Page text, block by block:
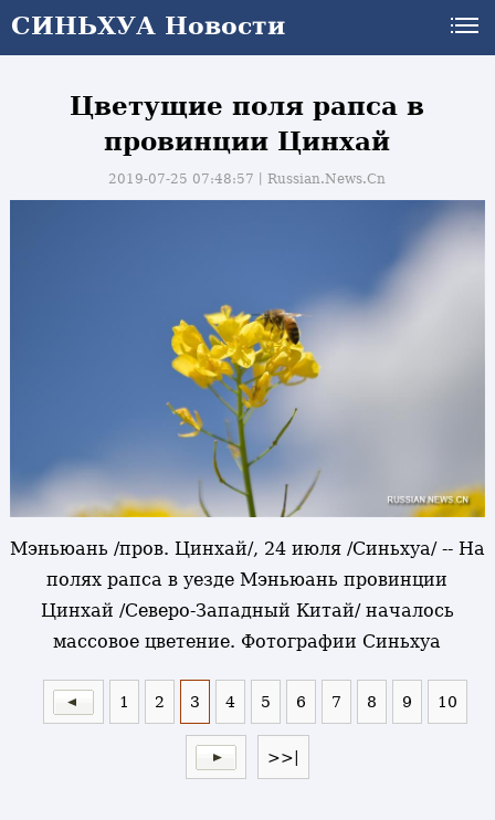
СИНЬХУА Новости
Цветущие поля рапса в
провинции Цинхай
2019-07-25 07:48:57丨Russian.News.Cn
Мэньюань /пров. Цинхай/, 24 июля /Синьхуа/ -- На
полях рапса в уезде Мэньюань провинции
Цинхай /Северо-Западный Китай/ началось
массовое цветение. Фотографии Синьхуа
1 2 3 4 5 6 7 8 9 10
>>|